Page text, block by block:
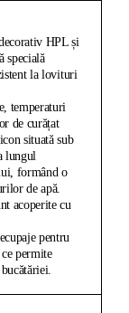
HPL și
specială
la lovituri
temperaturi
de curățat
situată sub
lungul
formând o
de apă.
acoperite cu
pentru
permite